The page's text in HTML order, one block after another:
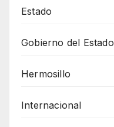
Estado
Gobierno del Estado
Hermosillo
Internacional